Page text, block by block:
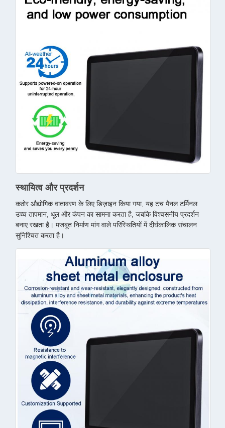
स्थायित्व और प्रदर्शन
कठोर औद्योगिक वातावरण के लिए डिज़ाइन किया गया, यह टच पैनल टर्मिनल
उच्च तापमान, धूल और कंपन का सामना करता है, जबकि विश्वसनीय प्रदर्शन
बनाए रखता है। मजबूत निर्माण मांग वाले परिस्थितियों में दीर्घकालिक संचालन
सुनिश्चित करता है।